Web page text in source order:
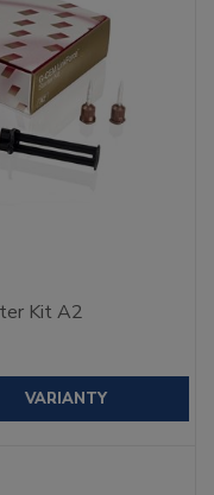
Kit A2
VARIANTY